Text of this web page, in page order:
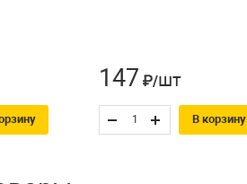
147 ₽/шт
В корзину